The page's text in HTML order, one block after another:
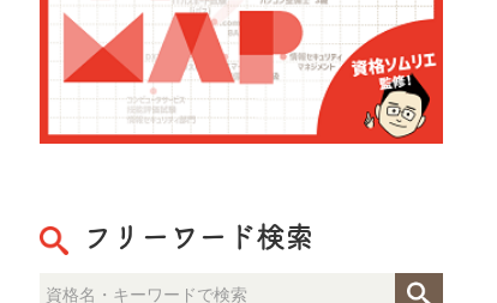
フリーワード検索